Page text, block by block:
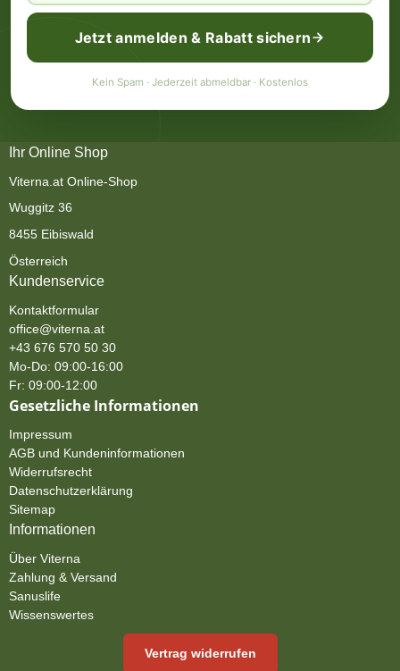
Jetzt anmelden & Rabatt sichern
Kein Spam · Jederzeit abmeldbar · Kostenlos
Ihr Online Shop
Viterna.at Online-Shop
Wuggitz 36
8455 Eibiswald
Österreich
Kundenservice
Kontaktformular
office@viterna.at
+43 676 570 50 30
Mo-Do: 09:00-16:00
Fr: 09:00-12:00
Gesetzliche Informationen
Impressum
AGB und Kundeninformationen
Widerrufsrecht
Datenschutzerklärung
Sitemap
Informationen
Über Viterna
Zahlung & Versand
Sanuslife
Wissenswertes
Vertrag widerrufen